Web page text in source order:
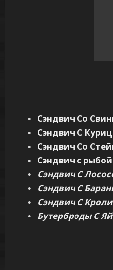
Сэндвич Со
Сэндвич С
Сэндвич Со
Сэндвич с рыбой
Сэндвич С
Сэндвич С
Сэндвич С
Бутерброды С